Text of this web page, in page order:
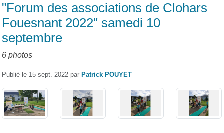
"Forum des associations de Clohars
Fouesnant 2022" samedi 10
septembre
6 photos
Publié le 15 sept. 2022 par Patrick POUYET